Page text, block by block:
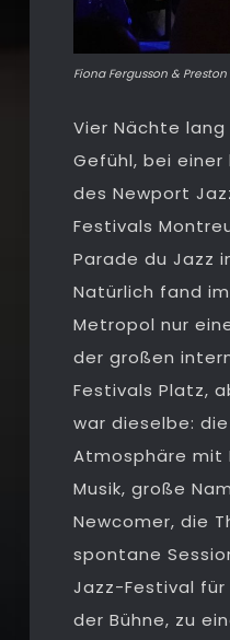
Fiona Fergusson &
Vier Nächte
Gefühl, bei einer
des Newport
Festivals
Parade du Jazz
Natürlich fand
Metropol nur
der großen
Festivals Platz,
war dieselbe:
Atmosphäre mit
Musik, große
Newcomer, die
spontane
Jazz-Festival
der Bühne, zu